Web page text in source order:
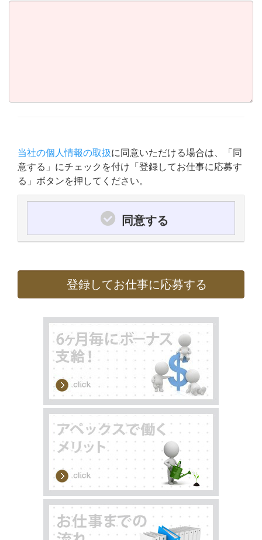
当社の個人情報の取扱に同意いただける場合は、「同
意する」にチェックを付け「登録してお仕事に応募す
る」ボタンを押してください。
同意する